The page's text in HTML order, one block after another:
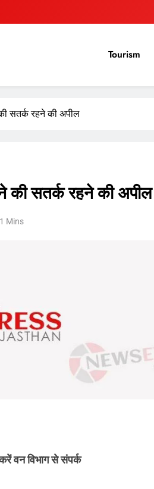
Tourism
सतर्क रहने की अपील
की सतर्क रहने की अपील
1 Mins
वन विभाग से संपर्क